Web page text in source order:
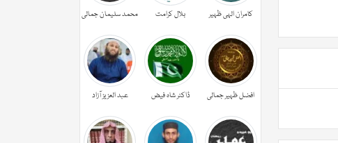
کامران الہی ظہیر بلال کرامت محمد سلیمان جمالی
افضل ظہیر جمالی ڈاکٹر شاہ فیض عبد العزیز آزاد